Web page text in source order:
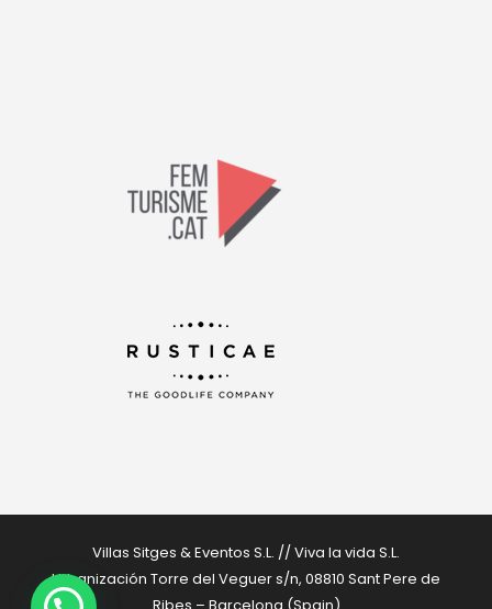
Villas Sitges & Eventos S.L. // Viva la vida S.L.
Urbanización Torre del Veguer s/n, 08810 Sant Pere de